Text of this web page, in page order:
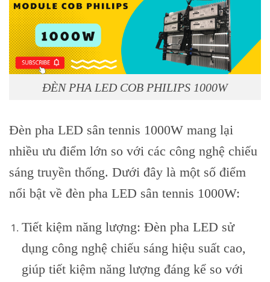
ĐÈN PHA LED COB PHILIPS 1000W
Đèn pha LED sân tennis 1000W mang lại
nhiều ưu điểm lớn so với các công nghệ chiếu
sáng truyền thống. Dưới đây là một số điểm
nổi bật về đèn pha LED sân tennis 1000W:
Tiết kiệm năng lượng: Đèn pha LED sử
dụng công nghệ chiếu sáng hiệu suất cao,
giúp tiết kiệm năng lượng đáng kể so với